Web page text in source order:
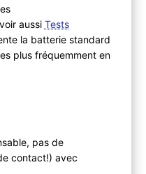
aussi Tests
la batterie standard
plus fréquemment en
pas de
contact!) avec